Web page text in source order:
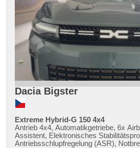
Heckscheibenwischer, Getönte
Kopflehnen, LPG im Kfz-Schein
Dacia Bigster
Extreme Hybrid-G 150 4x4
Antrieb 4x4, Automatikgetriebe, 6x
Assistent, Elektronisches
Antriebsschlupfregelung (ASR),